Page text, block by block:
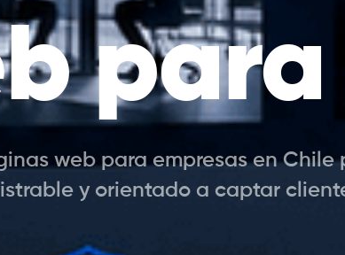
para
web para empresas en
y orientado a captar